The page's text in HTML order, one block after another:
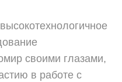
своими глазами,
в работе с